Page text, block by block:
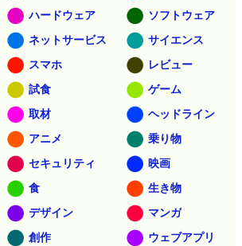
ハードウェア
ソフトウェア
ネットサービス
サイエンス
スマホ
レビュー
試食
ゲーム
取材
ヘッドライン
アニメ
乗り物
セキュリティ
映画
食
生き物
デザイン
マンガ
創作
ウェブアプリ